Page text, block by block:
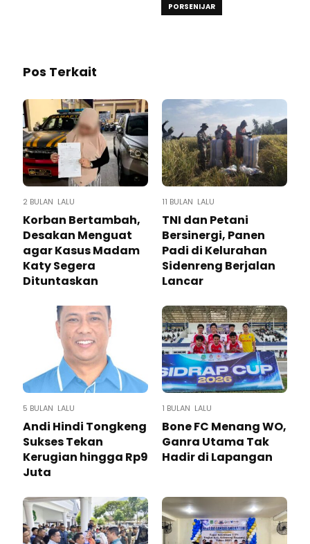
PORSENIJAR
Pos Terkait
2 BULAN LALU
Korban Bertambah,
Desakan Menguat
agar Kasus Madam
Katy Segera
Dituntaskan
11 BULAN LALU
TNI dan Petani
Bersinergi, Panen
Padi di Kelurahan
Sidenreng Berjalan
Lancar
5 BULAN LALU
Andi Hindi Tongkeng
Sukses Tekan
Kerugian hingga Rp9
Juta
1 BULAN LALU
Bone FC Menang WO,
Ganra Utama Tak
Hadir di Lapangan